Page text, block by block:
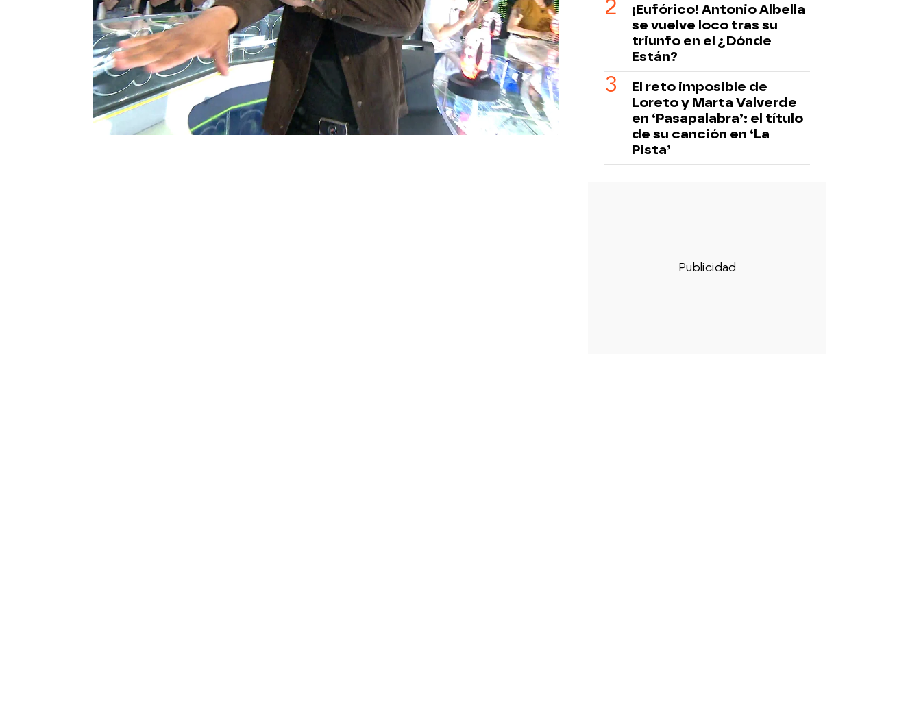
El gesto también ha servido para constatar que está en forma.
“Estás muy fuerte”, ha comentado Roberto. De esta forma, han
quedado saludados los espectadores mexicanos de una forma
divertida y especial.¡Revívelo en el vídeo!
invitados pasapalabra
¡Eufórico! Antonio Albella
se vuelve loco tras su
triunfo en el ¿Dónde
Están?
El reto imposible de
Loreto y Marta Valverde
en ‘Pasapalabra’: el título
de su canción en ‘La
Pista’